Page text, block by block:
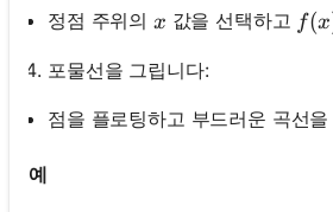
정점 주위의 x
x 값을 선택하고 f(x)
f(x
포물선을 그립니다:
점을 플로팅하고 부드러운 곡선을
예